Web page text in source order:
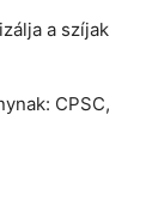
a szíjak
CPSC,